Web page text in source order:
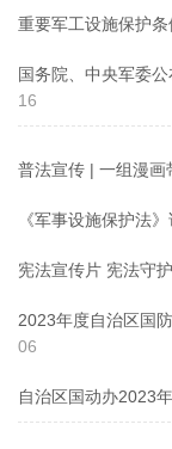
重要军工设施保护条
国务院、中央军委
16
普法宣传 | 一组漫画
《军事设施保护法
宪法宣传片 宪法守
2023年度自治区国
06
自治区国动办2023